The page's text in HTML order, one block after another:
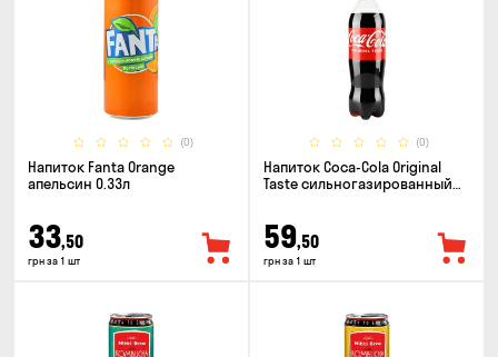
(0)
Напиток Fanta Orange
апельсин 0.33л
33,50
грн за 1 шт
(0)
Напиток Coca-Cola Original
Taste сильногазированный
59,50
грн за 1 шт